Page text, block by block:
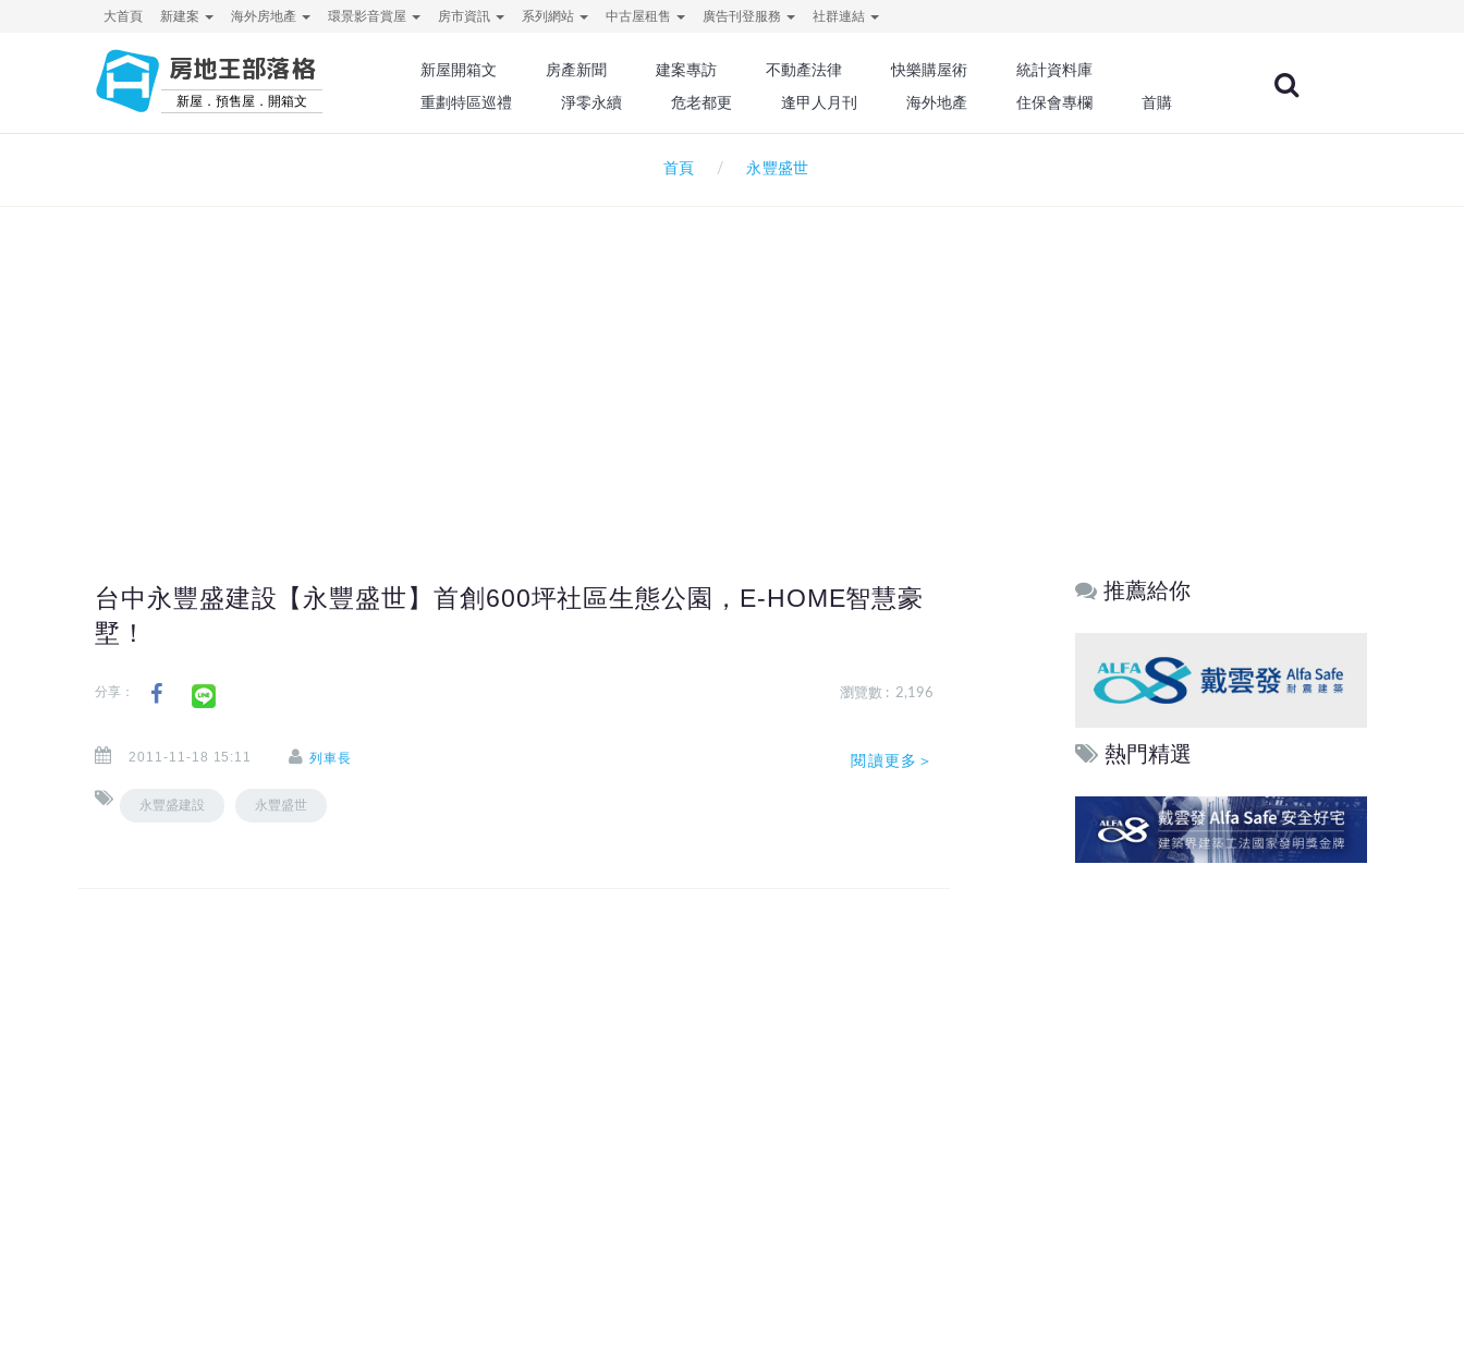
大首頁 新建案 海外房地產 環景影音賞屋 房市資訊 系列網站 中古屋租售 廣告刊登服務 社群連結
房地王部落格
新屋．預售屋．開箱文
新屋開箱文 房產新聞 建案專訪 不動產法律 快樂購屋術
統計資料庫
重劃特區巡禮
淨零永續 危老都更 逢甲人月刊 海外地產 住保會專欄 首購
首頁 永豐盛世
台中永豐盛建設【永豐盛世】首創600坪社區生態公園，E-HOME智慧豪
墅！
分享： 瀏覽數 : 2,196
2011-11-18 15:11 列車長
永豐盛建設 永豐盛世
閱讀更多＞
推薦給你
熱門精選